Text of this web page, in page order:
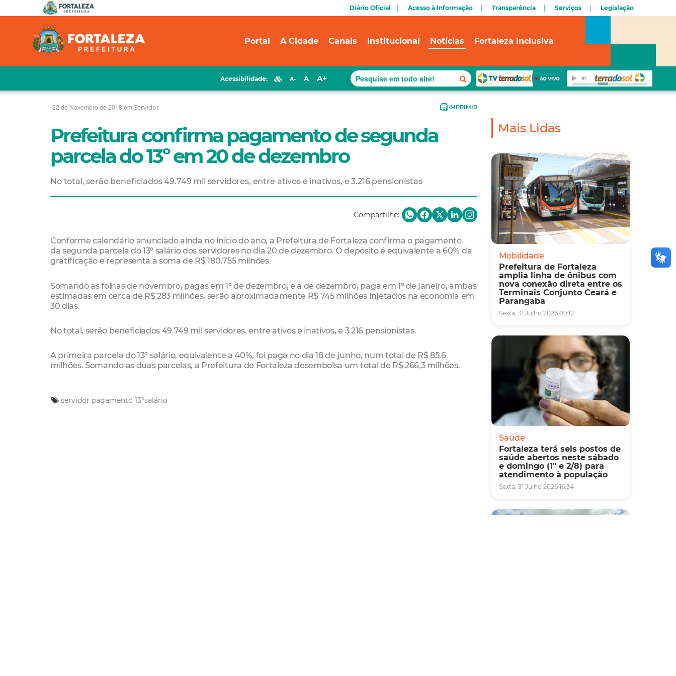
Diário Oficial Acesso à Informação Transparência Serviços Legislação
Portal A Cidade Canais Institucional Notícias Fortaleza Inclusiva
Acessibilidade: A- A A+
22 de Novembro de 2018 em Servidor IMPRIMIR
Prefeitura confirma pagamento de segunda
parcela do 13º em 20 de dezembro
No total, serão beneficiados 49.749 mil servidores, entre ativos e inativos, e 3.216 pensionistas
Compartilhe:
Conforme calendário anunciado ainda no início do ano, a Prefeitura de Fortaleza confirma o pagamento
da segunda parcela do 13º salário dos servidores no dia 20 de dezembro. O depósito é equivalente a 60% da
gratificação e representa a soma de R$ 180,755 milhões.
Somando as folhas de novembro, pagas em 1º de dezembro, e a de dezembro, paga em 1º de janeiro, ambas
estimadas em cerca de R$ 283 milhões, serão aproximadamente R$ 745 milhões injetados na economia em
30 dias.
No total, serão beneficiados 49.749 mil servidores, entre ativos e inativos, e 3.216 pensionistas.
A primeira parcela do 13º salário, equivalente a 40%, foi paga no dia 18 de junho, num total de R$ 85,6
milhões. Somando as duas parcelas, a Prefeitura de Fortaleza desembolsa um total de R$ 266,3 milhões.
servidor pagamento 13°salário
Mais Lidas
Mobilidade
Prefeitura de Fortaleza
amplia linha de ônibus com
nova conexão direta entre os
Terminais Conjunto Ceará e
Parangaba
Sexta, 31 Julho 2026 09:12
Saúde
Fortaleza terá seis postos de
saúde abertos neste sábado
e domingo (1º e 2/8) para
atendimento à população
Sexta, 31 Julho 2026 16:34